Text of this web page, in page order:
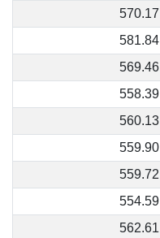
570.17
581.84
569.46
558.39
560.13
559.90
559.72
554.59
562.61